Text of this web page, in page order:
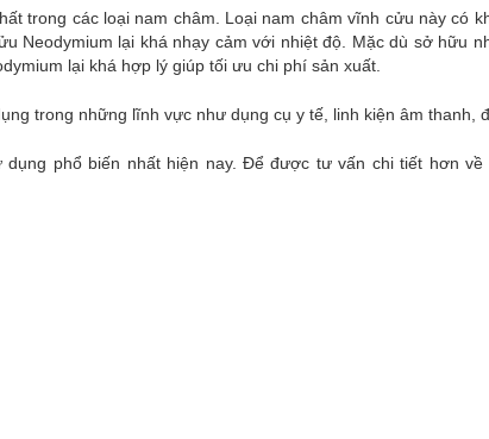
trong các loại nam châm. Loại nam châm vĩnh cửu này có
Neodymium lại khá nhạy cảm với nhiệt độ. Mặc dù sở hữu
lại khá hợp lý giúp tối ưu chi phí sản xuất.
trong những lĩnh vực như dụng cụ y tế, linh kiện âm thanh,
phổ biến nhất hiện nay. Để được tư vấn chi tiết hơn về